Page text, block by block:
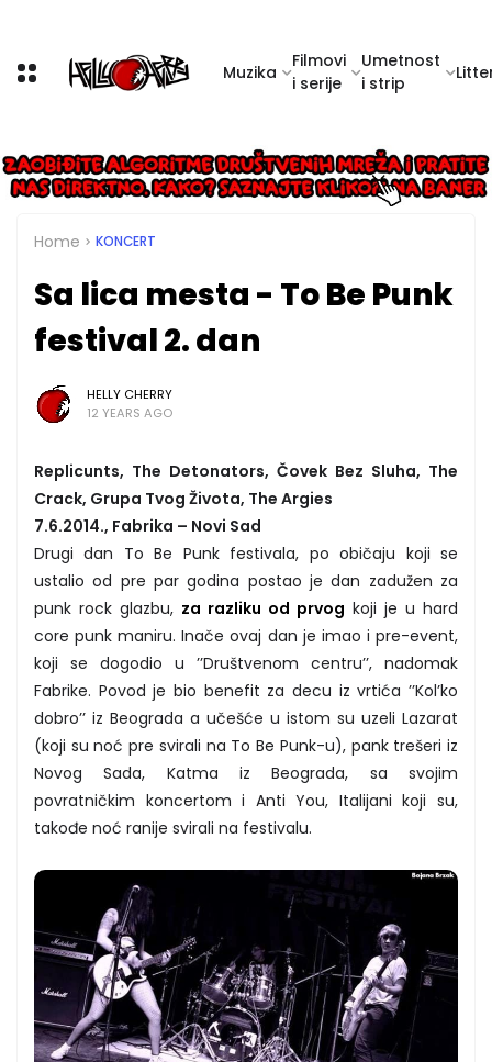
Muzika
Filmovi
i serije
Umetnost
i strip
Home KONCERT
Sa lica mesta - To Be Punk
festival 2. dan
HELLY CHERRY
12 YEARS AGO
Replicunts, The Detonators, Čovek Bez Sluha, The
Crack, Grupa Tvog Života, The Argies
7.6.2014., Fabrika – Novi Sad
Drugi dan To Be Punk festivala, po običaju koji se
ustalio od pre par godina postao je dan zadužen za
punk rock glazbu, za razliku od prvog koji je u hard
core punk maniru. Inače ovaj dan je imao i pre-event,
koji se dogodio u ’’Društvenom centru’’, nadomak
Fabrike. Povod je bio benefit za decu iz vrtića ’’Kol’ko
dobro’’ iz Beograda a učešće u istom su uzeli Lazarat
(koji su noć pre svirali na To Be Punk-u), pank trešeri iz
Novog Sada, Katma iz Beograda, sa svojim
povratničkim koncertom i Anti You, Italijani koji su,
takođe noć ranije svirali na festivalu.